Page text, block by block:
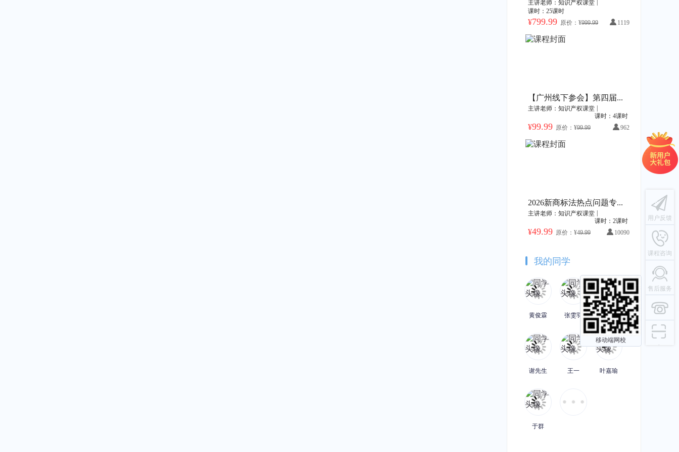
用户反馈
课程咨询
售后服务
移动端网校
主讲老师：知识产权课堂
课时：25课时
¥799.99 原价：¥999.99 1119
【广州线下参会】第四届广东商标品牌年会暨“湾区之光”30年品牌出海发展论坛
主讲老师：知识产权课堂
课时：4课时
¥99.99 原价：¥99.99 962
2026新商标法热点问题专家研讨会
主讲老师：知识产权课堂
课时：2课时
¥49.99 原价：¥49.99 10090
我的同学
黄俊霖 张雯羽 陈
谢先生 王一 叶嘉瑜
于群